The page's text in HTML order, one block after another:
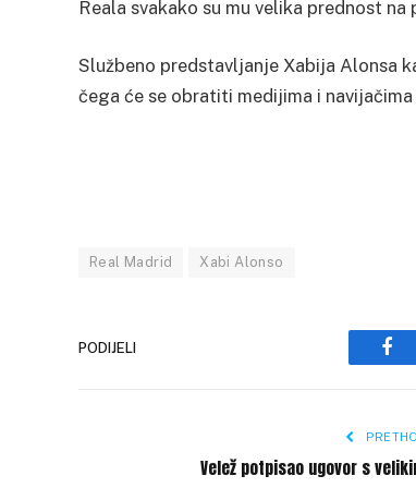
Reala svakako su mu velika prednost
Službeno predstavljanje Xabija Alonsa
čega će se obratiti medijima i
Real Madrid Xabi Alonso
PODIJELI
Velež potpisao ugovor s